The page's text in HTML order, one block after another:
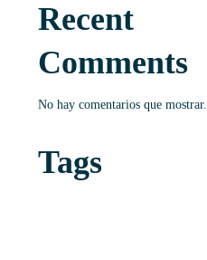
Recent
Comments
No hay comentarios que mostrar.
Tags